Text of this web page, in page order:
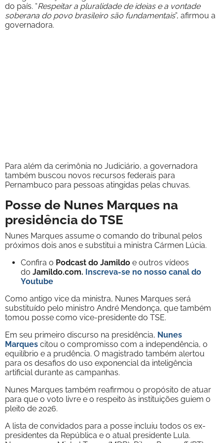
do país. “Respeitar a pluralidade de ideias e a vontade
soberana do povo brasileiro são fundamentais”, afirmou a
governadora.
Para além da cerimônia no Judiciário, a governadora
também buscou novos recursos federais para
Pernambuco para pessoas atingidas pelas chuvas.
Posse de Nunes Marques na
presidência do TSE
Nunes Marques assume o comando do tribunal pelos
próximos dois anos e substitui a ministra Cármen Lúcia.
Confira o Podcast do Jamildo e outros vídeos
do Jamildo.com. Inscreva-se no nosso canal do
Youtube
Como antigo vice da ministra, Nunes Marques será
substituído pelo ministro André Mendonça, que também
tomou posse como vice-presidente do TSE.
Em seu primeiro discurso na presidência, Nunes
Marques citou o compromisso com a independência, o
equilíbrio e a prudência. O magistrado também alertou
para os desafios do uso exponencial da inteligência
artificial durante as campanhas.
Nunes Marques também reafirmou o propósito de atuar
para que o voto livre e o respeito às instituições guiem o
pleito de 2026.
A lista de convidados para a posse incluiu todos os ex-
presidentes da República e o atual presidente Lula.